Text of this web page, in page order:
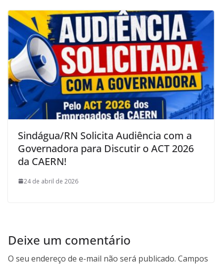
Sindágua/RN Solicita Audiência com a
Governadora para Discutir o ACT 2026
da CAERN!
24 de abril de 2026
Deixe um comentário
O seu endereço de e-mail não será publicado. Campos